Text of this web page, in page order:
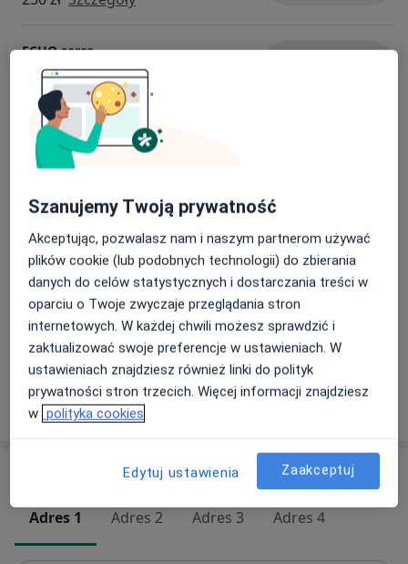
ECHO serca
Od 240 zł Szczegóły
Konsultacja kardiologiczna (kolejna
wizyta)
250 zł Szczegóły
Konsultacja internistyczna
Szczegóły
Konsultacja kardiologiczna
Szczegóły
+ 6 usług
W jaki sposób ustalane są ceny?
Adres 1 Adres 2 Adres 3 Adres 4
Szanujemy Twoją prywatność
Akceptując, pozwalasz nam i naszym partnerom używać
plików cookie (lub podobnych technologii) do zbierania
danych do celów statystycznych i dostarczania treści w
oparciu o Twoje zwyczaje przeglądania stron
internetowych. W każdej chwili możesz sprawdzić i
zaktualizować swoje preferencje w ustawieniach. W
ustawieniach znajdziesz również linki do polityk
prywatności stron trzecich. Więcej informacji znajdziesz
w polityka cookies
Edytuj ustawienia Zaakceptuj